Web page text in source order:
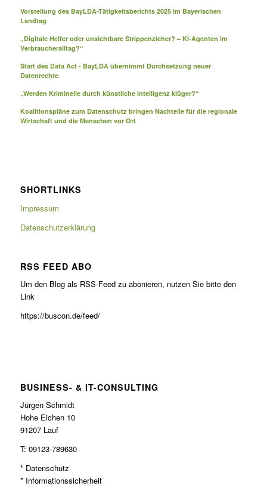
Vorstellung des BayLDA-Tätigkeitsberichts 2025 im Bayerischen
Landtag
„Digitale Helfer oder unsichtbare Strippenzieher? – KI-Agenten im
Verbraucheralltag?“
Start des Data Act - BayLDA übernimmt Durchsetzung neuer
Datenrechte
„Werden Kriminelle durch künstliche Intelligenz klüger?“
Koalitionspläne zum Datenschutz bringen Nachteile für die regionale
Wirtschaft und die Menschen vor Ort
SHORTLINKS
Impressum
Datenschutzerklärung
RSS FEED ABO
Um den Blog als RSS-Feed zu abonieren, nutzen Sie bitte den
Link
https://buscon.de/feed/
BUSINESS- & IT-CONSULTING
Jürgen Schmidt
Hohe Eichen 10
91207 Lauf
T: 09123-789630
* Datenschutz
* Informationssicherheit